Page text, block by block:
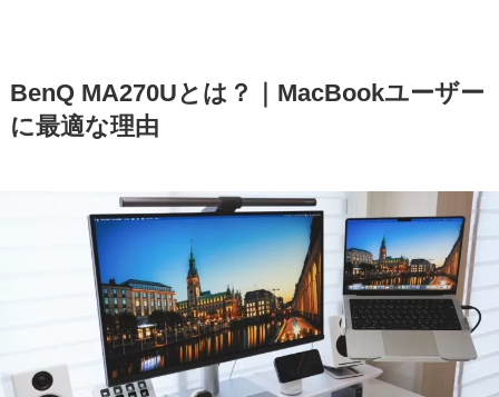
BenQ MA270Uとは？｜MacBookユーザー
に最適な理由